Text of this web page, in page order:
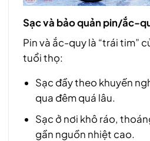
Sạc và bảo quản pin/ắc-
Pin và ắc-quy là “trái tim”
tuổi thọ:
Sạc đầy theo khuyến
qua đêm quá lâu.
Sạc ở nơi khô ráo,
gần nguồn nhiệt cao.